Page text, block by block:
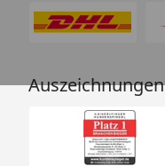
Auszeichnungen